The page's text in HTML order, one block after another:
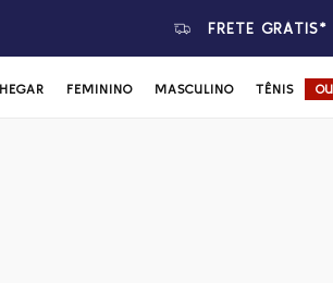
FRETE GRÁTIS* A
FEMININO MASCULINO TÊNIS